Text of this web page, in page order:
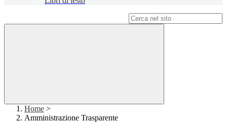
Home >
Amministrazione Trasparente